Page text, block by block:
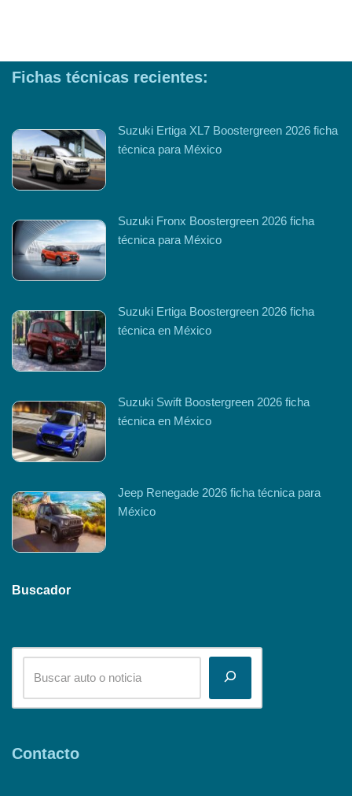
Fichas técnicas recientes:
Suzuki Ertiga XL7 Boostergreen 2026 ficha
técnica para México
Suzuki Fronx Boostergreen 2026 ficha
técnica para México
Suzuki Ertiga Boostergreen 2026 ficha
técnica en México
Suzuki Swift Boostergreen 2026 ficha
técnica en México
Jeep Renegade 2026 ficha técnica para
México
Buscador
Contacto